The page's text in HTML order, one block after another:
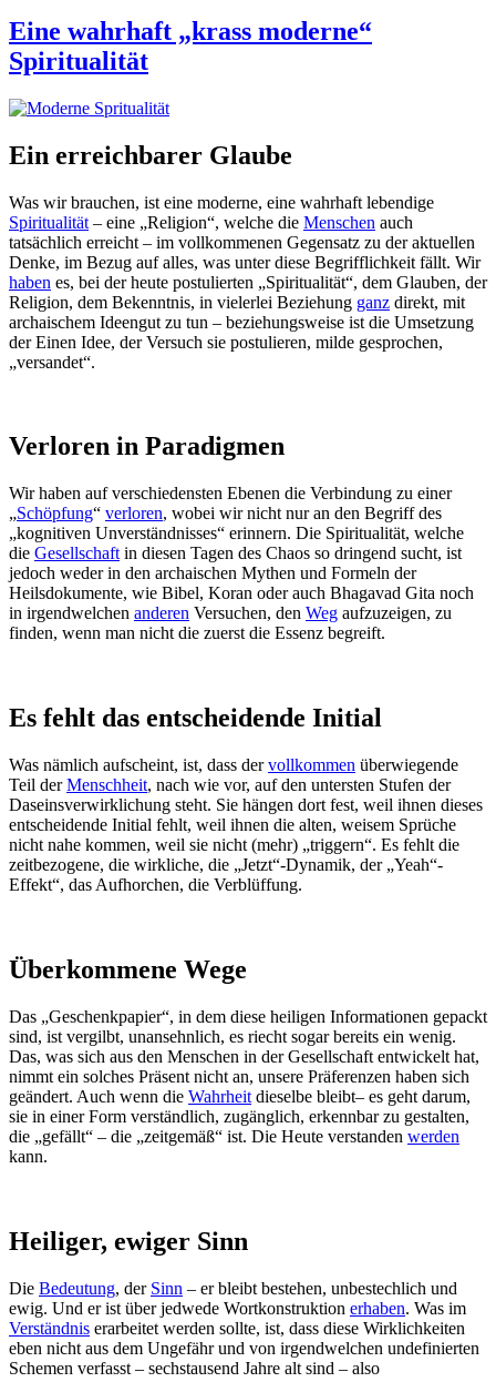
Eine wahrhaft „krass moderne“
Spiritualität
Ein erreichbarer Glaube
Was wir brauchen, ist eine moderne, eine wahrhaft lebendige
Spiritualität – eine „Religion“, welche die Menschen auch
tatsächlich erreicht – im vollkommenen Gegensatz zu der aktuellen
Denke, im Bezug auf alles, was unter diese Begrifflichkeit fällt. Wir
haben es, bei der heute postulierten „Spiritualität“, dem Glauben, der
Religion, dem Bekenntnis, in vielerlei Beziehung ganz direkt, mit
archaischem Ideengut zu tun – beziehungsweise ist die Umsetzung
der Einen Idee, der Versuch sie postulieren, milde gesprochen,
„versandet“.
Verloren in Paradigmen
Wir haben auf verschiedensten Ebenen die Verbindung zu einer
„Schöpfung“ verloren, wobei wir nicht nur an den Begriff des
„kognitiven Unverständnisses“ erinnern. Die Spiritualität, welche
die Gesellschaft in diesen Tagen des Chaos so dringend sucht, ist
jedoch weder in den archaischen Mythen und Formeln der
Heilsdokumente, wie Bibel, Koran oder auch Bhagavad Gita noch
in irgendwelchen anderen Versuchen, den Weg aufzuzeigen, zu
finden, wenn man nicht die zuerst die Essenz begreift.
Es fehlt das entscheidende Initial
Was nämlich aufscheint, ist, dass dervollkommen überwiegende
Teil derMenschheit, nach wie vor, auf den untersten Stufen der
Daseinsverwirklichung steht. Sie hängen dort fest, weil ihnen dieses
entscheidende Initial fehlt, weil ihnen die alten, weisem Sprüche
nicht nahe kommen, weil sie nicht (mehr) „triggern“. Es fehlt die
zeitbezogene, die wirkliche, die „Jetzt“-Dynamik, der „Yeah“-
Effekt“, das Aufhorchen, die Verblüffung.
Überkommene Wege
Das „Geschenkpapier“, in dem diese heiligen Informationen gepackt
sind, ist vergilbt, unansehnlich, es riecht sogar bereits ein wenig.
Das, was sich aus den Menschen in der Gesellschaft entwickelt hat,
nimmt ein solches Präsent nicht an, unsere Präferenzen haben sich
geändert. Auch wenn die Wahrheit dieselbe bleibt– es geht darum,
sie in einer Form verständlich, zugänglich, erkennbar zu gestalten,
die „gefällt“ – die „zeitgemäß“ ist. Die Heute verstanden werden
kann.
Heiliger, ewiger Sinn
Die Bedeutung, der Sinn – er bleibt bestehen, unbestechlich und
ewig. Und er ist über jedwede Wortkonstruktion erhaben. Was im
Verständnis erarbeitet werden sollte, ist, dass diese Wirklichkeiten
eben nicht aus dem Ungefähr und von irgendwelchen undefinierten
Schemen verfasst – sechstausend Jahre alt sind – also